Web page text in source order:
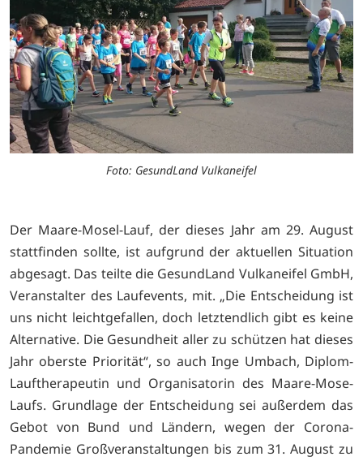
Foto: GesundLand Vulkaneifel
Der Maare-Mosel-Lauf, der dieses Jahr am 29. August
stattfinden sollte, ist aufgrund der aktuellen Situation
abgesagt. Das teilte die GesundLand Vulkaneifel GmbH,
Veranstalter des Laufevents, mit. „Die Entscheidung ist
uns nicht leichtgefallen, doch letztendlich gibt es keine
Alternative. Die Gesundheit aller zu schützen hat dieses
Jahr oberste Priorität“, so auch Inge Umbach, Diplom-
Lauftherapeutin und Organisatorin des Maare-Mose-
Laufs. Grundlage der Entscheidung sei außerdem das
Gebot von Bund und Ländern, wegen der Corona-
Pandemie Großveranstaltungen bis zum 31. August zu